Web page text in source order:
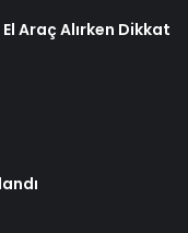
Araç Alırken Dikkat